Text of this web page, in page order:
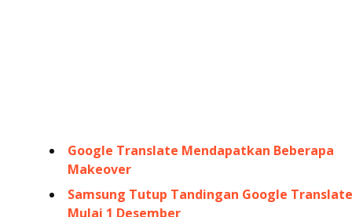
Google Translate Mendapatkan Beberapa
Makeover
Samsung Tutup Tandingan Google Translate
Mulai 1 Desember